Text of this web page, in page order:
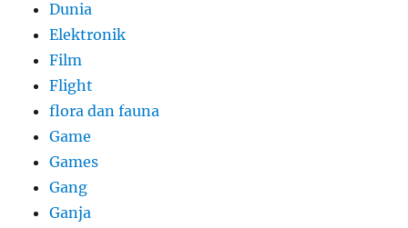
Dunia
Elektronik
Film
Flight
flora dan fauna
Game
Games
Gang
Ganja